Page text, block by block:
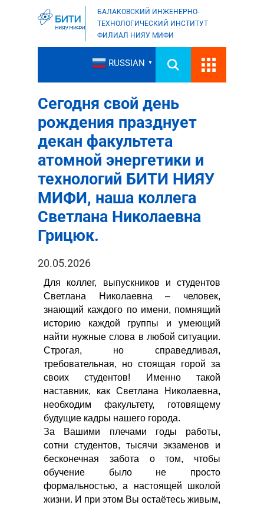
БАЛАКОВСКИЙ ИНЖЕНЕРНО-
ТЕХНОЛОГИЧЕСКИЙ ИНСТИТУТ
ФИЛИАЛ НИЯУ МИФИ
RUSSIAN ▼
Сегодня свой день
рождения празднует
декан факультета
атомной энергетики и
технологий БИТИ НИЯУ
МИФИ, наша коллега
Светлана Николаевна
Грицюк.
20.05.2026
Для коллег, выпускников и студентов
Светлана Николаевна – человек,
знающий каждого по имени, помнящий
историю каждой группы и умеющий
найти нужные слова в любой ситуации.
Строгая, но справедливая,
требовательная, но стоящая горой за
своих студентов! Именно такой
наставник, как Светлана Николаевна,
необходим факультету, готовящему
будущие кадры нашего города.
За Вашими плечами годы работы,
сотни студентов, тысячи экзаменов и
бесконечная забота о том, чтобы
обучение было не просто
формальностью, а настоящей школой
жизни. И при этом Вы остаётесь живым,